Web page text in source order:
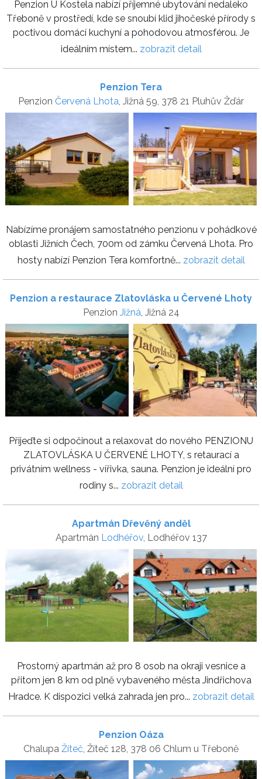
Penzion U Kostela nabízí příjemné ubytování nedaleko
Třeboně v prostředí, kde se snoubí klid jihočeské přírody s
poctivou domácí kuchyní a pohodovou atmosférou. Je
ideálním místem... zobrazit detail
Penzion Tera
Penzion Červená Lhota , Jižná 59, 378 21 Pluhův Žďár
Nabízíme pronájem samostatného penzionu v pohádkové
oblasti Jižních Čech, 700m od zámku Červená Lhota. Pro
hosty nabízí Penzion Tera komfortně... zobrazit detail
Penzion a restaurace Zlatovláska u Červené Lhoty
Penzion Jižná , Jižná 24
Přijeďte si odpočinout a relaxovat do nového PENZIONU
ZLATOVLÁSKA U ČERVENÉ LHOTY, s retaurací a
privátním wellness - vířivka, sauna. Penzion je ideální pro
rodiny s... zobrazit detail
Apartmán Dřevěný anděl
Apartmán Lodhéřov, Lodhéřov 137
Prostorný apartmán až pro 8 osob na okraji vesnice a
přitom jen 8 km od plně vybaveného města Jindřichova
Hradce. K dispozici velká zahrada jen pro... zobrazit detail
Penzion Oáza
Chalupa Žíteč, Žíteč 128, 378 06 Chlum u Třeboně